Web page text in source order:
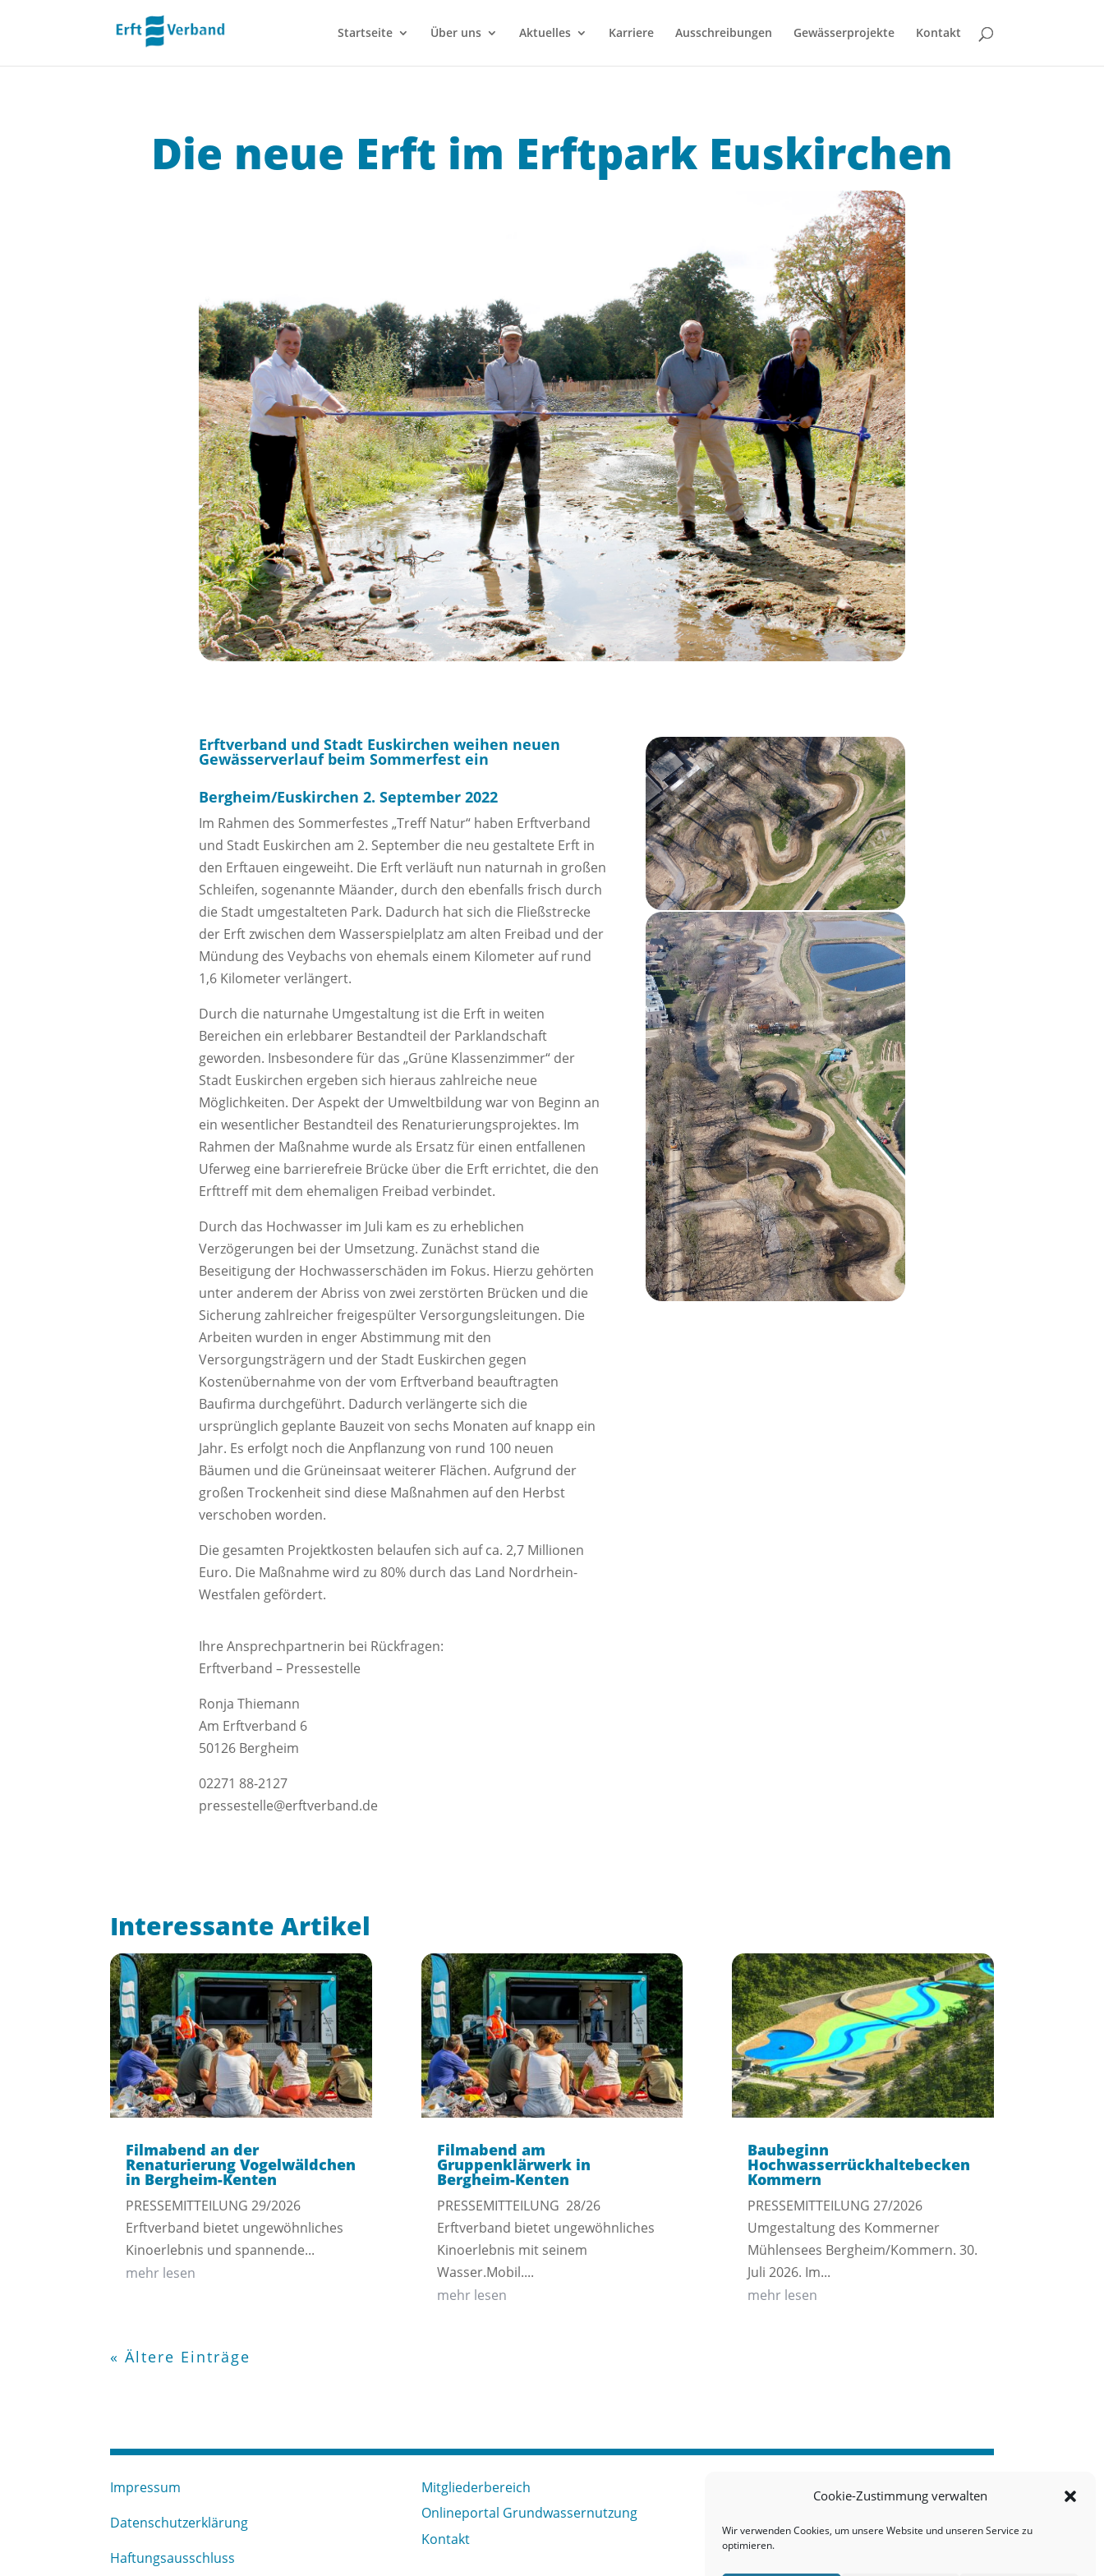
Cookie-Zustimmung verwalten
Wir verwenden Cookies, um unsere Website und unseren Service zu
optimieren.
Startseite Über uns Aktuelles Karriere Ausschreibungen Gewässerprojekte Kontakt
Die neue Erft im Erftpark Euskirchen
Erftverband und Stadt Euskirchen weihen neuen
Gewässerverlauf beim Sommerfest ein
Bergheim/Euskirchen 2. September 2022
Im Rahmen des Sommerfestes „Treff Natur“ haben Erftverband
und Stadt Euskirchen am 2. September die neu gestaltete Erft in
den Erftauen eingeweiht. Die Erft verläuft nun naturnah in großen
Schleifen, sogenannte Mäander, durch den ebenfalls frisch durch
die Stadt umgestalteten Park. Dadurch hat sich die Fließstrecke
der Erft zwischen dem Wasserspielplatz am alten Freibad und der
Mündung des Veybachs von ehemals einem Kilometer auf rund
1,6 Kilometer verlängert.
Durch die naturnahe Umgestaltung ist die Erft in weiten
Bereichen ein erlebbarer Bestandteil der Parklandschaft
geworden. Insbesondere für das „Grüne Klassenzimmer“ der
Stadt Euskirchen ergeben sich hieraus zahlreiche neue
Möglichkeiten. Der Aspekt der Umweltbildung war von Beginn an
ein wesentlicher Bestandteil des Renaturierungsprojektes. Im
Rahmen der Maßnahme wurde als Ersatz für einen entfallenen
Uferweg eine barrierefreie Brücke über die Erft errichtet, die den
Erfttreff mit dem ehemaligen Freibad verbindet.
Durch das Hochwasser im Juli kam es zu erheblichen
Verzögerungen bei der Umsetzung. Zunächst stand die
Beseitigung der Hochwasserschäden im Fokus. Hierzu gehörten
unter anderem der Abriss von zwei zerstörten Brücken und die
Sicherung zahlreicher freigespülter Versorgungsleitungen. Die
Arbeiten wurden in enger Abstimmung mit den
Versorgungsträgern und der Stadt Euskirchen gegen
Kostenübernahme von der vom Erftverband beauftragten
Baufirma durchgeführt. Dadurch verlängerte sich die
ursprünglich geplante Bauzeit von sechs Monaten auf knapp ein
Jahr. Es erfolgt noch die Anpflanzung von rund 100 neuen
Bäumen und die Grüneinsaat weiterer Flächen. Aufgrund der
großen Trockenheit sind diese Maßnahmen auf den Herbst
verschoben worden.
Die gesamten Projektkosten belaufen sich auf ca. 2,7 Millionen
Euro. Die Maßnahme wird zu 80% durch das Land Nordrhein-
Westfalen gefördert.
Ihre Ansprechpartnerin bei Rückfragen:
Erftverband – Pressestelle
Ronja Thiemann
Am Erftverband 6
50126 Bergheim
02271 88-2127
pressestelle@erftverband.de
Interessante Artikel
Filmabend an der
Renaturierung Vogelwäldchen
in Bergheim-Kenten
PRESSEMITTEILUNG 29/2026
Erftverband bietet ungewöhnliches
Kinoerlebnis und spannende...
mehr lesen
Filmabend am
Gruppenklärwerk in
Bergheim-Kenten
PRESSEMITTEILUNG 28/26
Erftverband bietet ungewöhnliches
Kinoerlebnis mit seinem
Wasser.Mobil....
mehr lesen
Baubeginn
Hochwasserrückhaltebecken
Kommern
PRESSEMITTEILUNG 27/2026
Umgestaltung des Kommerner
Mühlensees Bergheim/Kommern. 30.
Juli 2026. Im...
mehr lesen
« Ältere Einträge
Impressum
Datenschutzerklärung
Haftungsausschluss
Mitgliederbereich
Onlineportal Grundwassernutzung
Kontakt